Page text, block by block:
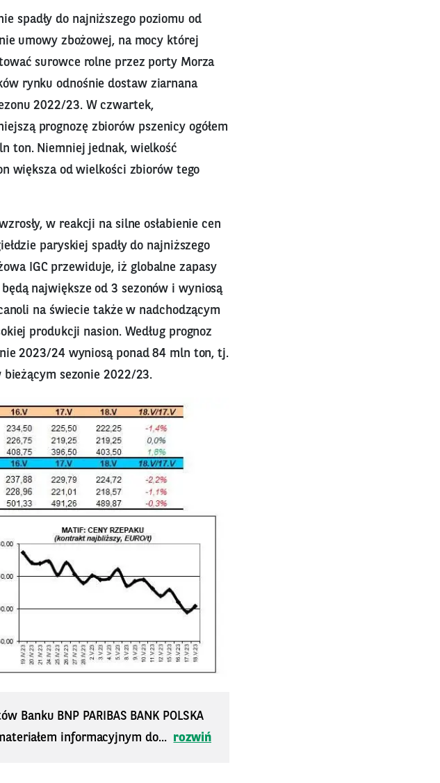
spadły do najniższego poziomu od
umowy zbożowej, na mocy której
surowce rolne przez porty Morza
rynku odnośnie dostaw ziarnana
2022/23. W czwartek,
prognozę zbiorów pszenicy ogółem
ton. Niemniej jednak, wielkość
większa od wielkości zbiorów tego
w reakcji na silne osłabienie cen
paryskiej spadły do najniższego
IGC przewiduje, iż globalne zapasy
największe od 3 sezonów i wyniosą
na świecie także w nadchodzącym
produkcji nasion. Według prognoz
2023/24 wyniosą ponad 84 mln ton, tj.
sezonie 2022/23.
Banku BNP PARIBAS BANK POLSKA
informacyjnym do... rozwiń